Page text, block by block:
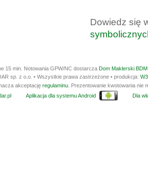
Dowiedz się
15 min. Notowania GPW/NC dostarcza Dom Maklerski
sp. z o.o. • Wszystkie prawa zastrzeżone • produkcja:
akceptację regulaminu . Prezentowanie kwotowania
Aplikacja dla systemu Android Dla